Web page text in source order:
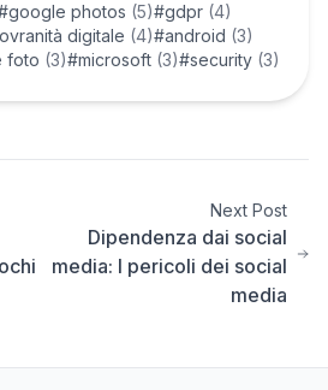
photos (5)#gdpr (4)
digitale (4)#android (3)
foto (3)#microsoft (3)#security (3)
Next Post
Dipendenza dai social
media: I pericoli dei social
media